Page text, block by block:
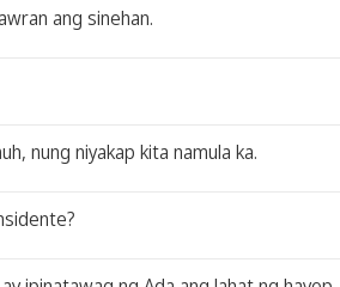
ang sinehan.
nung niyakap kita namula ka.